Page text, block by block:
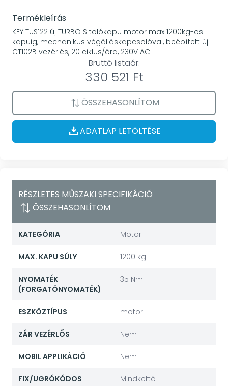
Termékleírás
KEY TUS122 új TURBO S tolókapu motor max 1200kg-os
kapuig, mechanikus végálláskapcsolóval, beépített új
CT102B vezérlés, 20 ciklus/óra, 230V AC
Bruttó listaár:
330 521 Ft
ÖSSZEHASONLÍTOM
ADATLAP LETÖLTÉSE
RÉSZLETES MŰSZAKI SPECIFIKÁCIÓ
ÖSSZEHASONLÍTOM
KATEGÓRIA Motor
MAX. KAPU SÚLY 1200 kg
NYOMATÉK
(FORGATÓNYOMATÉK)
35 Nm
ESZKÖZTÍPUS motor
ZÁR VEZÉRLŐS Nem
MOBIL APPLIKÁCIÓ Nem
FIX/UGRÓKÓDOS Mindkettő